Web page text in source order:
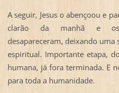
A seguir, Jesus o abençoou e
clarão da manhã e os
desapareceram, deixando uma
espiritual. Importante etapa,
humana, já fora terminada. E
para toda a humanidade.